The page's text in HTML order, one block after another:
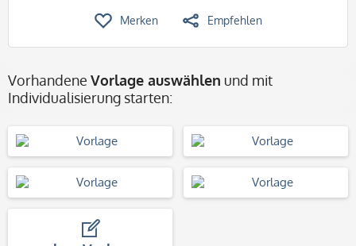
Merken Empfehlen
Vorhandene Vorlage auswählen und mit
Individualisierung starten: